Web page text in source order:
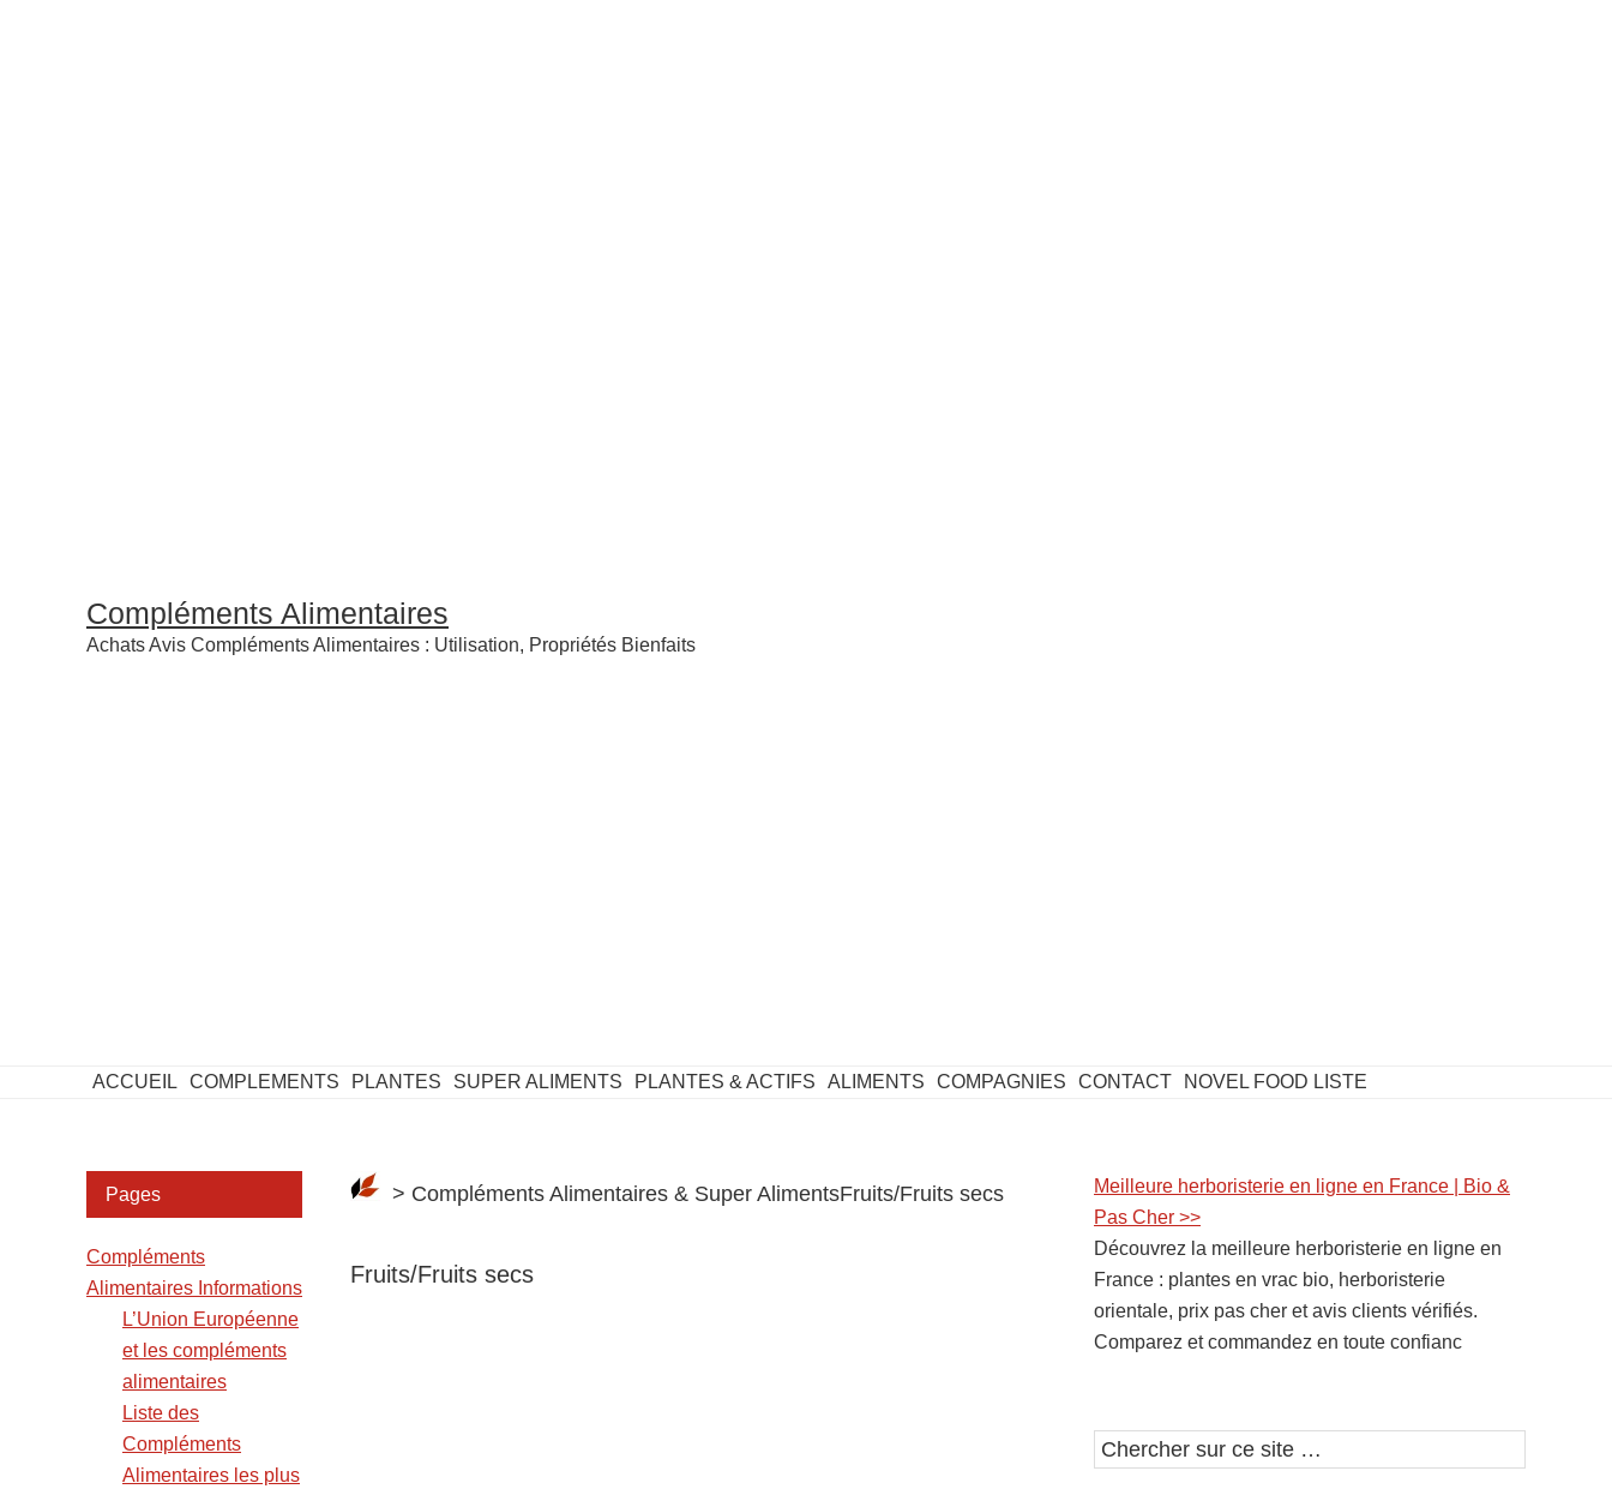
Compléments Alimentaires
Achats Avis Compléments Alimentaires : Utilisation, Propriétés Bienfaits
ACCUEIL COMPLEMENTS PLANTES SUPER ALIMENTS PLANTES & ACTIFS ALIMENTS COMPAGNIES CONTACT NOVEL FOOD LISTE
> Compléments Alimentaires & Super AlimentsFruits/Fruits secs
Fruits/Fruits secs
Barre
latérale
1
Meilleure herboristerie en ligne en France | Bio &
Pas Cher >>
Découvrez la meilleure herboristerie en ligne en
France : plantes en vrac bio, herboristerie
orientale, prix pas cher et avis clients vérifiés.
Comparez et commandez en toute confianc
Chercher
Barre
2
Pages
Compléments
Alimentaires Informations
L’Union Européenne
et les compléments
alimentaires
Liste des
Compléments
Alimentaires les plus